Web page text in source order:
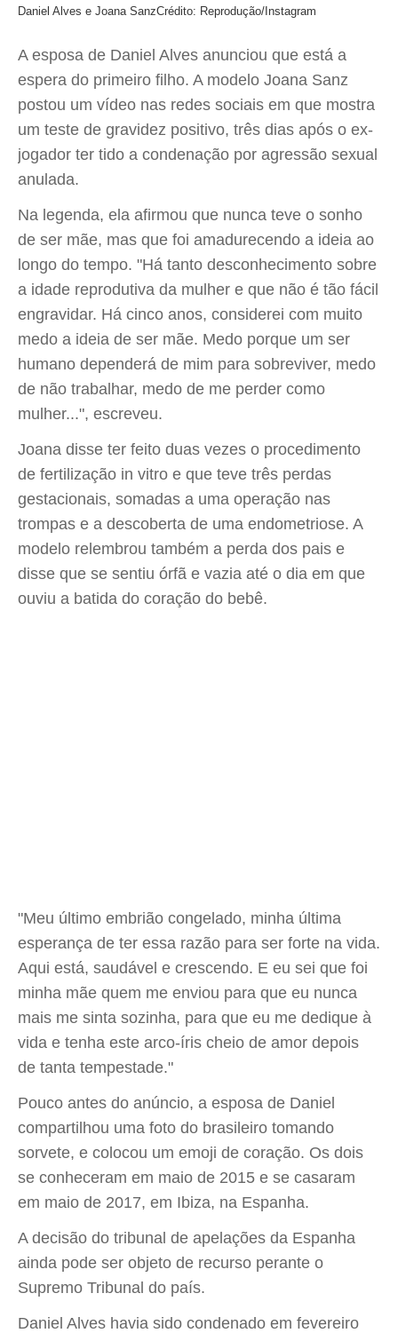
Daniel Alves e Joana SanzCrédito: Reprodução/Instagram
A esposa de Daniel Alves anunciou que está a
espera do primeiro filho. A modelo Joana Sanz
postou um vídeo nas redes sociais em que mostra
um teste de gravidez positivo, três dias após o ex-
jogador ter tido a condenação por agressão sexual
anulada.
Na legenda, ela afirmou que nunca teve o sonho
de ser mãe, mas que foi amadurecendo a ideia ao
longo do tempo. "Há tanto desconhecimento sobre
a idade reprodutiva da mulher e que não é tão fácil
engravidar. Há cinco anos, considerei com muito
medo a ideia de ser mãe. Medo porque um ser
humano dependerá de mim para sobreviver, medo
de não trabalhar, medo de me perder como
mulher...", escreveu.
Joana disse ter feito duas vezes o procedimento
de fertilização in vitro e que teve três perdas
gestacionais, somadas a uma operação nas
trompas e a descoberta de uma endometriose. A
modelo relembrou também a perda dos pais e
disse que se sentiu órfã e vazia até o dia em que
ouviu a batida do coração do bebê.
"Meu último embrião congelado, minha última
esperança de ter essa razão para ser forte na vida.
Aqui está, saudável e crescendo. E eu sei que foi
minha mãe quem me enviou para que eu nunca
mais me sinta sozinha, para que eu me dedique à
vida e tenha este arco-íris cheio de amor depois
de tanta tempestade."
Pouco antes do anúncio, a esposa de Daniel
compartilhou uma foto do brasileiro tomando
sorvete, e colocou um emoji de coração. Os dois
se conheceram em maio de 2015 e se casaram
em maio de 2017, em Ibiza, na Espanha.
A decisão do tribunal de apelações da Espanha
ainda pode ser objeto de recurso perante o
Supremo Tribunal do país.
Daniel Alves havia sido condenado em fevereiro